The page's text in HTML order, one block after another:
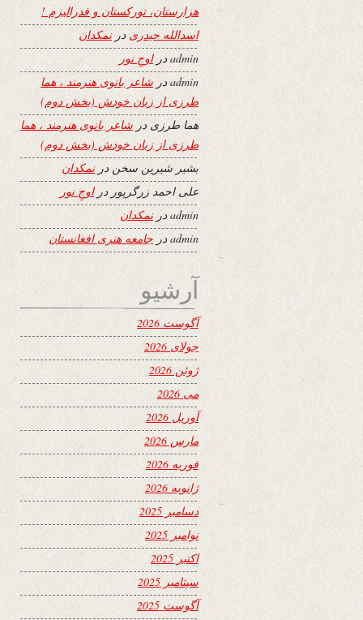
هزارستان، تورکستان و فدرالیزم !
اسدالله حیدری درنمکدان
adminدراوجِ نور
adminدر شاعر بانوی هنرمند ، هما
طرزی از زبان خودش (بخش دوم)
هما طرزی در شاعر بانوی هنرمند ، هما
طرزی از زبان خودش (بخش دوم)
بشیر شیرین سخن درنمکدان
علی احمد زرگرپور دراوجِ نور
adminدرنمکدان
admin در جامعه هنری افغانستان
آرشیو
آگوست 2026
جولای 2026
ژوئن 2026
می 2026
آوریل 2026
مارس 2026
فوریه 2026
ژانویه 2026
دسامبر 2025
نوامبر 2025
اکتبر 2025
سپتامبر 2025
آگوست 2025